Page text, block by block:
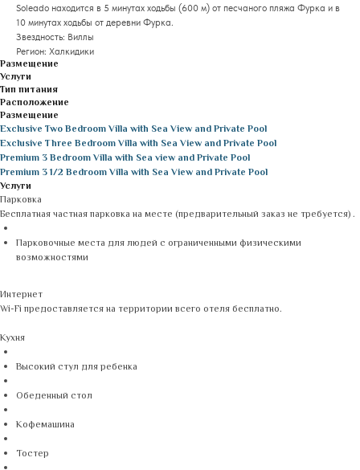
Soleado находится в 5 минутах ходьбы (600 м) от песчаного пляжа Фурка и в
10 минутах ходьбы от деревни Фурка.
Звездность: Виллы
Регион: Халкидики
Размещение
Услуги
Тип питания
Расположение
Размещение
Exclusive Two Bedroom Villa with Sea View and Private Pool
Exclusive Three Bedroom Villa with Sea View and Private Pool
Premium 3 Bedroom Villa with Sea view and Private Pool
Premium 3 1/2 Bedroom Villa with Sea View and Private Pool
Услуги
Парковка
Бесплатная частная парковка на месте (предварительный заказ не требуется) .
Парковочные места для людей с ограниченными физическими
возможностями
Интернет
Wi-Fi предоставляется на территории всего отеля бесплатно.
Кухня
Высокий стул для ребенка
Обеденный стол
Кофемашина
Тостер